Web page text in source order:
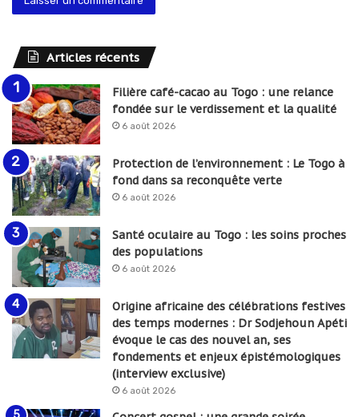
Articles récents
Filière café-cacao au Togo : une relance
fondée sur le verdissement et la qualité
6 août 2026
Protection de l’environnement : Le Togo à
fond dans sa reconquête verte
6 août 2026
Santé oculaire au Togo : les soins proches
des populations
6 août 2026
Origine africaine des célébrations festives
des temps modernes : Dr Sodjehoun Apéti
évoque le cas des nouvel an, ses
fondements et enjeux épistémologiques
(interview exclusive)
6 août 2026